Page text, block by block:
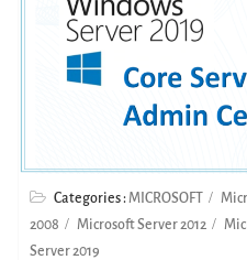
Categories :MICROSOFT
2008
Microsoft Server 2012
Server 2019